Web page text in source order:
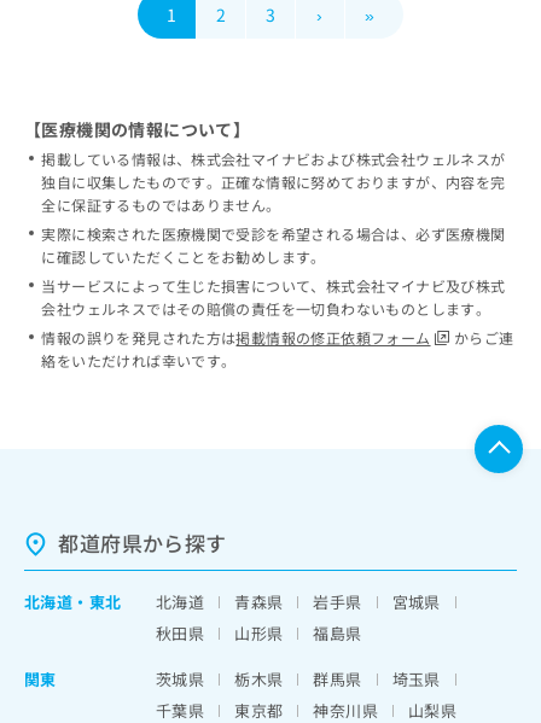
1 2 3 › »
【医療機関の情報について】
掲載している情報は、株式会社マイナビおよび株式会社ウェルネスが
独自に収集したものです。正確な情報に努めておりますが、内容を完
全に保証するものではありません。
実際に検索された医療機関で受診を希望される場合は、必ず医療機関
に確認していただくことをお勧めします。
当サービスによって生じた損害について、株式会社マイナビ及び株式
会社ウェルネスではその賠償の責任を一切負わないものとします。
情報の誤りを発見された方は掲載情報の修正依頼フォーム
からご連
絡をいただければ幸いです。
都道府県から探す
北海道 ・ 東北 北海道 青森県 岩手県
宮城県
秋田県
山形県
福島県
関東
茨城県 栃木県 群馬県
埼玉県
千葉県
東京都 神奈川県
山梨県